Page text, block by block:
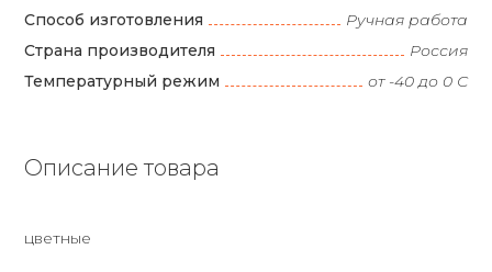
Способ изготовления
Ручная работа
Страна производителя
Россия
Температурный режим
от -40 до 0 С
Описание товара
цветные